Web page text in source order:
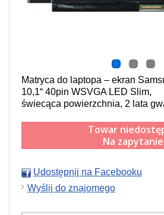
Matryca do laptopa – ekran
10,1“ 40pin WSVGA LED Slim,
świecąca powierzchnia, 2 lata
Towar
Na zapytanie
Udostępnij na Facebooku
Wyślij do znajomego